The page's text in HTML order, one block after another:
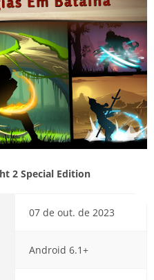
2 Special Edition
07 de out. de 2023
Android 6.1+